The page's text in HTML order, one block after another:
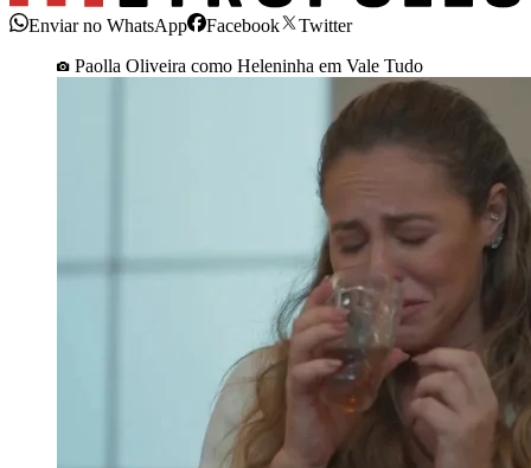
Enviar no WhatsApp Facebook
Twitter
Paolla Oliveira como Heleninha em Vale Tudo